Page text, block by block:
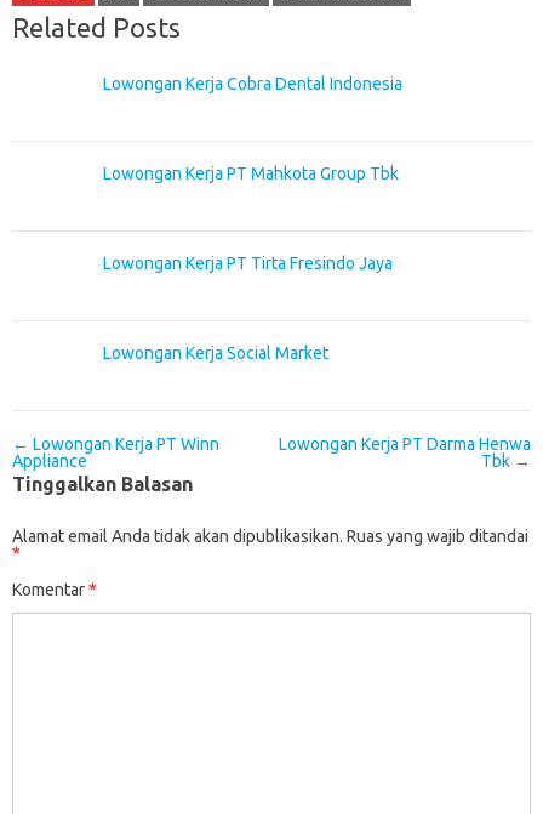
Related Posts
Lowongan Kerja Cobra Dental Indonesia
Lowongan Kerja PT Mahkota Group Tbk
Lowongan Kerja PT Tirta Fresindo Jaya
Lowongan Kerja Social Market
Post navigation
← Lowongan Kerja PT Winn
Appliance
Lowongan Kerja PT Darma Henwa
Tbk →
Tinggalkan Balasan
Alamat email Anda tidak akan dipublikasikan. Ruas yang wajib ditandai
*
Komentar*